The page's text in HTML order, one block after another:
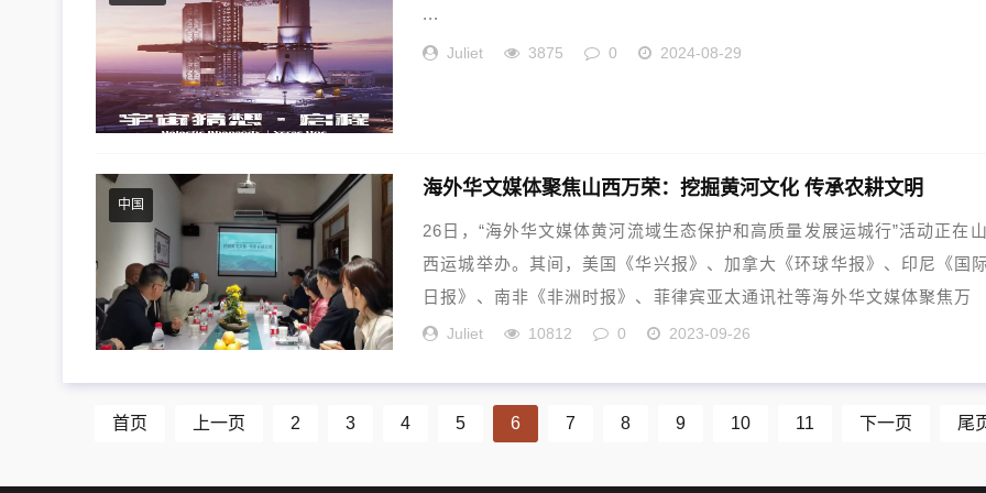
...
Juliet 3875 0 2024-08-29
中国
海外华文媒体聚焦山西万荣：挖掘黄河文化 传承农耕文明
26日，“海外华文媒体黄河流域生态保护和高质量发展运城行”活动正在山
西运城举办。其间，美国《华兴报》、加拿大《环球华报》、印尼《国
日报》、南非《非洲时报》、菲律宾亚太通讯社等海外华文媒体聚焦万
荣，...
Juliet 10812 0 2023-09-26
首页 上一页 2 3 4 5 6 7 8 9 10 11 下一页 尾